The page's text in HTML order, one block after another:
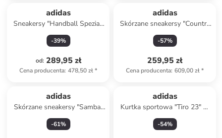
adidas
Sneakersy "Handball Spezial"
w kolorze zielonym
-39%
od: 289,95 zł
Cena producenta: 478,50 zł*
adidas
Skórzane sneakersy "Country
Japan" w kolorze białym
-57%
259,95 zł
Cena producenta: 609,00 zł*
adidas
Skórzane sneakersy "Samba"
w kolorze białym
-61%
adidas
Kurtka sportowa "Tiro 23" w
kolorze granatowym
-54%